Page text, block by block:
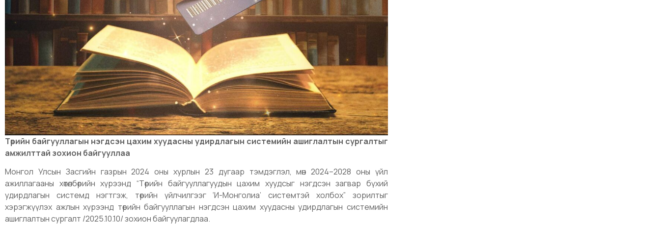
Төрийн байгууллагын нэгдсэн цахим хуудасны удирдлагын системийн ашиглалтын сургалтыг
амжилттай зохион байгууллаа
Монгол Улсын Засгийн газрын 2024 оны хурлын 23 дугаар тэмдэглэл, мөн 2024–2028 оны үйл
ажиллагааны хөтөлбөрийн хүрээнд “Төрийн байгууллагуудын цахим хуудсыг нэгдсэн загвар бүхий
удирдлагын системд нэгтгэж, төрийн үйлчилгээг ‘И-Монголиа’ системтэй холбох” зорилтыг
хэрэгжүүлэх ажлын хүрээнд төрийн байгууллагын нэгдсэн цахим хуудасны удирдлагын системийн
ашиглалтын сургалт /2025.10.10/ зохион байгуулагдлаа.